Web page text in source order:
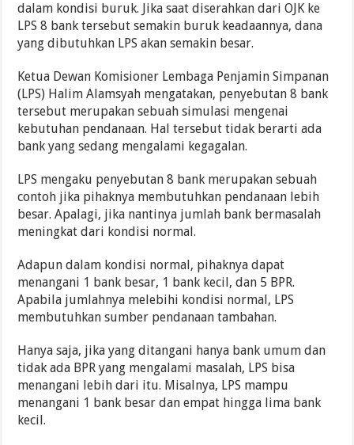
dalam kondisi buruk. Jika saat diserahkan dari OJK ke
LPS 8 bank tersebut semakin buruk keadaannya, dana
yang dibutuhkan LPS akan semakin besar.
Ketua Dewan Komisioner Lembaga Penjamin Simpanan
(LPS) Halim Alamsyah mengatakan, penyebutan 8 bank
tersebut merupakan sebuah simulasi mengenai
kebutuhan pendanaan. Hal tersebut tidak berarti ada
bank yang sedang mengalami kegagalan.
LPS mengaku penyebutan 8 bank merupakan sebuah
contoh jika pihaknya membutuhkan pendanaan lebih
besar. Apalagi, jika nantinya jumlah bank bermasalah
meningkat dari kondisi normal.
Adapun dalam kondisi normal, pihaknya dapat
menangani 1 bank besar, 1 bank kecil, dan 5 BPR.
Apabila jumlahnya melebihi kondisi normal, LPS
membutuhkan sumber pendanaan tambahan.
Hanya saja, jika yang ditangani hanya bank umum dan
tidak ada BPR yang mengalami masalah, LPS bisa
menangani lebih dari itu. Misalnya, LPS mampu
menangani 1 bank besar dan empat hingga lima bank
kecil.